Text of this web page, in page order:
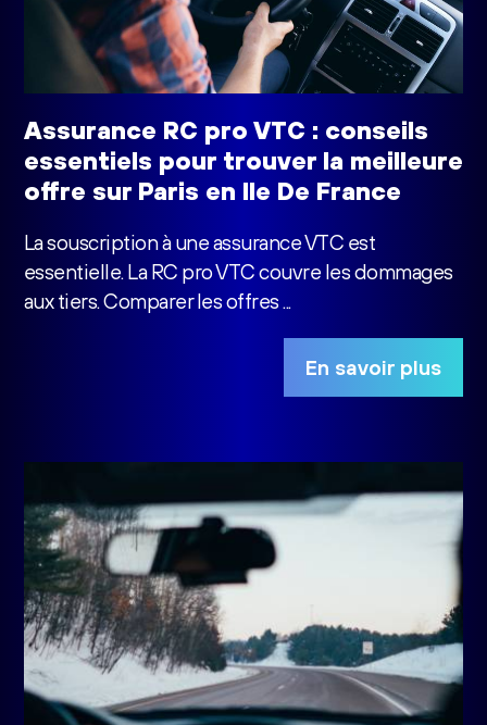
Assurance RC pro VTC : conseils
essentiels pour trouver la meilleure
offre sur Paris en Ile De France
La souscription à une assurance VTC est
essentielle. La RC pro VTC couvre les dommages
aux tiers. Comparer les offres ...
En savoir plus